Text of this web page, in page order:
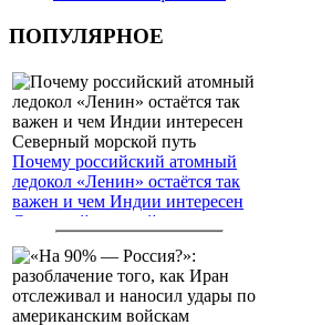
ПОПУЛЯРНОЕ
Почему российский атомный
ледокол «Ленин» остаётся так
важен и чем Индии интересен
Северный морской путь